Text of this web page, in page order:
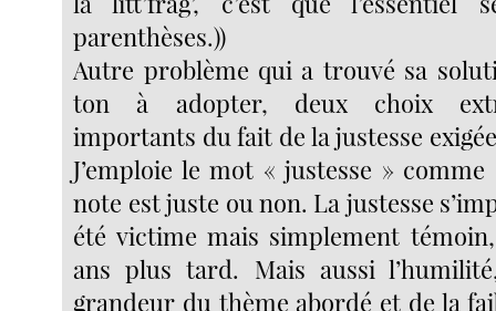
parenthèses.))
Autre problème qui a trouvé sa
ton à adopter, deux choix
importants du fait de la justesse
J’emploie le mot « justesse »
note est juste ou non. La justesse
été victime mais simplement
ans plus tard. Mais aussi
grandeur du thème abordé et de la